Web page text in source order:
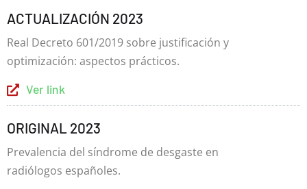
ACTUALIZACIÓN 2023
Real Decreto 601/2019 sobre justificación y
optimización: aspectos prácticos.
Ver link
ORIGINAL 2023
Prevalencia del síndrome de desgaste en
radiólogos españoles.